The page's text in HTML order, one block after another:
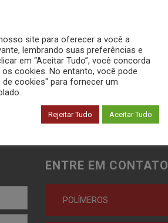
pelo
6476
ENTRE EM
POLÍMEROS
site para oferecer a você a
lembrando suas preferências e
em “Aceitar Tudo”, você concorda
os cookies. No entanto, você pode
cookies" para fornecer um
Rejeitar Tudo Aceitar Tudo